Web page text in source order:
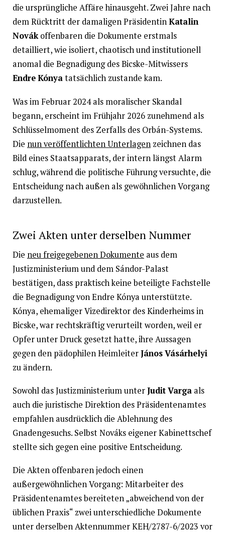
die ursprüngliche Affäre hinausgeht. Zwei Jahre nach
dem Rücktritt der damaligen PräsidentinKatalin
Novákoffenbaren die Dokumente erstmals
detailliert, wie isoliert, chaotisch und institutionell
anomal die Begnadigung des Bicske-Mitwissers
Endre Kónyatatsächlich zustande kam.
Was im Februar 2024 als moralischer Skandal
begann, erscheint im Frühjahr 2026 zunehmend als
Schlüsselmoment des Zerfalls des Orbán-Systems.
Die nun veröffentlichten Unterlagenzeichnen das
Bild eines Staatsapparats, der intern längst Alarm
schlug, während die politische Führung versuchte, die
Entscheidung nach außen als gewöhnlichen Vorgang
darzustellen.
Zwei Akten unter derselben Nummer
Die neu freigegebenen Dokumente aus dem
Justizministerium und dem Sándor-Palast
bestätigen, dass praktisch keine beteiligte Fachstelle
die Begnadigung von Endre Kónya unterstützte.
Kónya, ehemaliger Vizedirektor des Kinderheims in
Bicske, war rechtskräftig verurteilt worden, weil er
Opfer unter Druck gesetzt hatte, ihre Aussagen
gegen den pädophilen HeimleiterJános Vásárhelyi
zu ändern.
Sowohl das Justizministerium unterJudit Vargaals
auch die juristische Direktion des Präsidentenamtes
empfahlen ausdrücklich die Ablehnung des
Gnadengesuchs. Selbst Nováks eigener Kabinettschef
stellte sich gegen eine positive Entscheidung.
Die Akten offenbaren jedoch einen
außergewöhnlichen Vorgang: Mitarbeiter des
Präsidentenamtes bereiteten „abweichend von der
üblichen Praxis“ zwei unterschiedliche Dokumente
unter derselben Aktennummer KEH/2787-6/2023 vor